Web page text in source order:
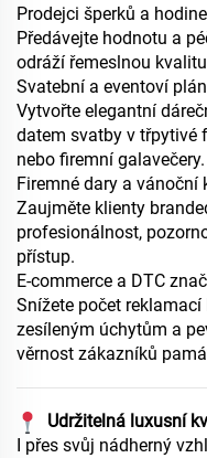
Prodejci šperků a
Předávejte hodnotu a
odráží řemeslnou
Svatební a eventoví
Vytvořte elegantní
datem svatby v třpytivé
nebo firemní galavečery.
Firemné dary a vánoční
Zaujměte klienty
profesionálnost,
přístup.
E-commerce a DTC
Snížete počet
zesíleným úchytům a
věrnost zákazníků
Udržitelná luxusní
I přes svůj nádherný